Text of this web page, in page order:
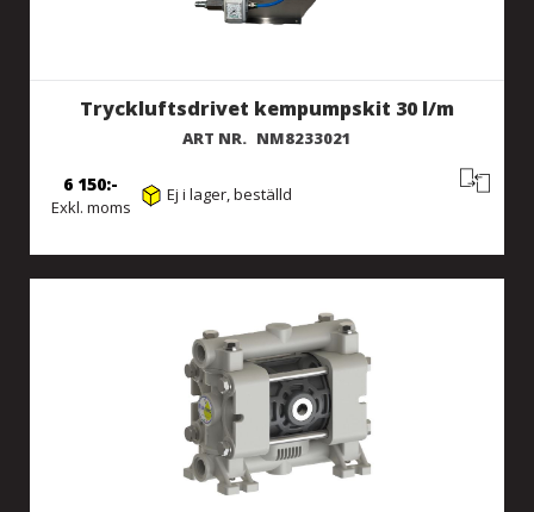
Tryckluftsdrivet kempumpskit 30 l/m
ART NR. NM8233021
Exkl. moms
6 150 Ej i lager, beställd